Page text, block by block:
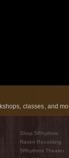
classes, and
Shop 5Rhythms
Raven Recording
5Rhythms Theater